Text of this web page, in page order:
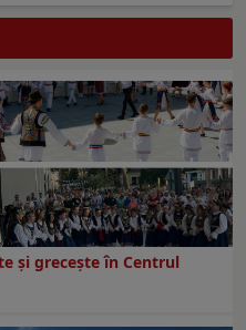
şi greceşte în Centrul